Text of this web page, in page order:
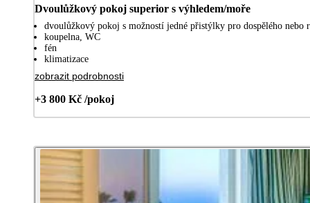
Dvoulůžkový pokoj superior s výhledem/moře
dvoulůžkový pokoj s možností jedné přistýlky pro dospělého nebo
koupelna, WC
fén
klimatizace
zobrazit podrobnosti
+3 800 Kč /pokoj